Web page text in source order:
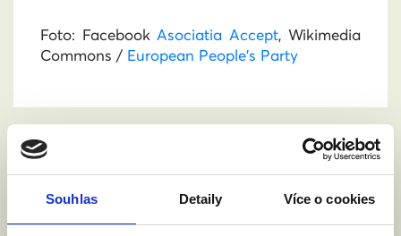
Souhlas Detaily Více o cookies
Foto: Facebook Asociatia Accept, Wikimedia
Commons / European People's Party
PODPOŘTE NÁS
BEZ VÁS SE NEOBEJDEME